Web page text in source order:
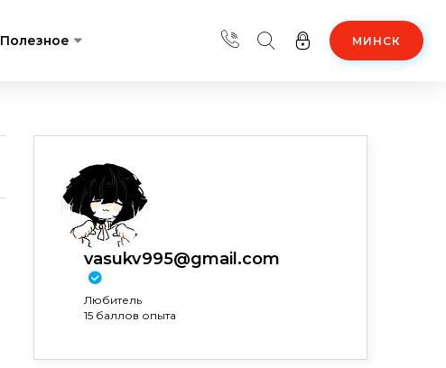
Полезное МИНСК
vasukv995@gmail.com
Любитель
15 баллов опыта